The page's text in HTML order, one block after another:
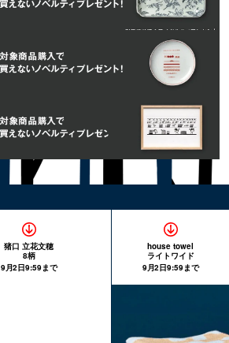
猪口 立花文穂
8柄
9月2日9:59まで
house towel
ライトワイド
9月2日9:59まで